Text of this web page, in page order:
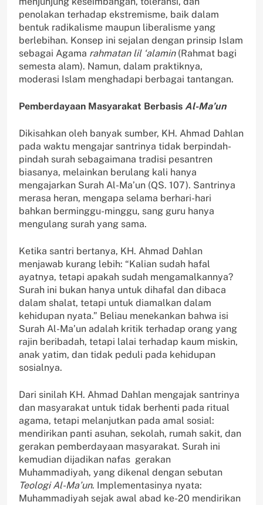
penolakan terhadap ekstremisme, baik dalam
bentuk radikalisme maupun liberalisme yang
berlebihan. Konsep ini sejalan dengan prinsip Islam
sebagai Agama rahmatan lil ‘alamin(Rahmat bagi
semesta alam). Namun, dalam praktiknya,
moderasi Islam menghadapi berbagai tantangan.
Pemberdayaan Masyarakat Berbasis Al-Ma’un
Dikisahkan oleh banyak sumber, KH. Ahmad Dahlan
pada waktu mengajar santrinya tidak berpindah-
pindah surah sebagaimana tradisi pesantren
biasanya, melainkan berulang kali hanya
mengajarkan Surah Al-Ma’un (QS. 107). Santrinya
merasa heran, mengapa selama berhari-hari
bahkan berminggu-minggu, sang guru hanya
mengulang surah yang sama.
Ketika santri bertanya, KH. Ahmad Dahlan
menjawab kurang lebih: “Kalian sudah hafal
ayatnya, tetapi apakah sudah mengamalkannya?
Surah ini bukan hanya untuk dihafal dan dibaca
dalam shalat, tetapi untuk diamalkan dalam
kehidupan nyata.” Beliau menekankan bahwa isi
Surah Al-Ma’un adalah kritik terhadap orang yang
rajin beribadah, tetapi lalai terhadap kaum miskin,
anak yatim, dan tidak peduli pada kehidupan
sosialnya.
Dari sinilah KH. Ahmad Dahlan mengajak santrinya
dan masyarakat untuk tidak berhenti pada ritual
agama, tetapi melanjutkan pada amal sosial:
mendirikan panti asuhan, sekolah, rumah sakit, dan
gerakan pemberdayaan masyarakat. Surah ini
kemudian dijadikan nafas gerakan
Muhammadiyah, yang dikenal dengan sebutan
Teologi Al-Ma’un. Implementasinya nyata:
Muhammadiyah sejak awal abad ke-20 mendirikan